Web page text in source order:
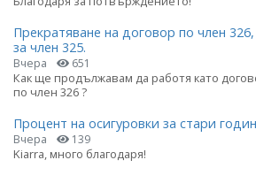
Прекратяване на договор по член
за член 325.
Вчера 651
Как ще продължавам да работя като
по член 326 ?
Процент на осигуровки за стари
Вчера 139
Kiarra, много благодаря!